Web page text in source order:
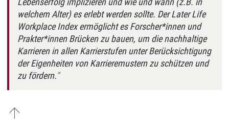
welchem Alter) es erlebt werden sollte. Der Later Life
Workplace Index ermöglicht es Forscher*innen und
Prakter*innen Brücken zu bauen, um die nachhaltige
Karrieren in allen Karrierstufen unter Berücksichtigung
der Eigenheiten von Karrieremustern zu schützen und
zu fördern.